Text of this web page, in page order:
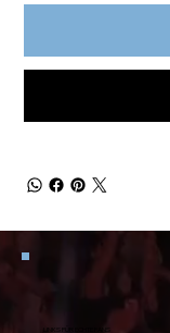
LINKS FÜR ECHTE FANS